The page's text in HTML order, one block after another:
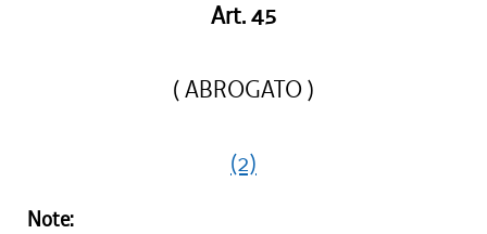
Art. 45
( ABROGATO )
(2)
Note: